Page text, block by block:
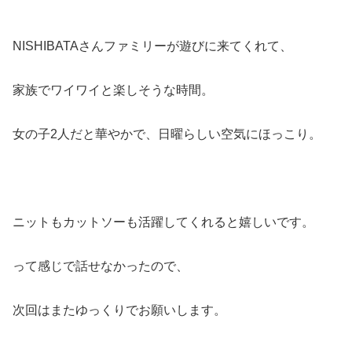
NISHIBATAさんファミリーが遊びに来てくれて、
家族でワイワイと楽しそうな時間。
女の子2人だと華やかで、日曜らしい空気にほっこり。
ニットもカットソーも活躍してくれると嬉しいです。
って感じで話せなかったので、
次回はまたゆっくりでお願いします。